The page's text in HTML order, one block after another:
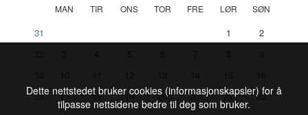
MAN TIR ONS TOR FRE LØR SØN
31 1
2
34
17 18 19 20 21 22
23
Dette nettstedet bruker cookies (informasjonskapsler) for å
tilpasse nettsidene bedre til deg som bruker.